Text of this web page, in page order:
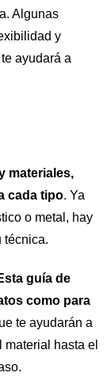
Algunas
y
ayudará a
materiales,
cada tipo. Ya
o metal, hay
técnica.
guía de
como para
te ayudarán a
hasta el